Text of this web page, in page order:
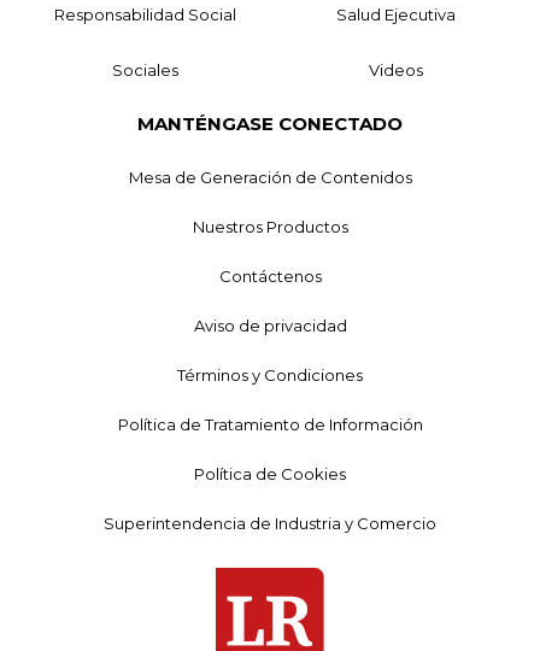
Responsabilidad Social Salud Ejecutiva
Sociales Videos
MANTÉNGASE CONECTADO
Mesa de Generación de Contenidos
Nuestros Productos
Contáctenos
Aviso de privacidad
Términos y Condiciones
Política de Tratamiento de Información
Política de Cookies
Superintendencia de Industria y Comercio